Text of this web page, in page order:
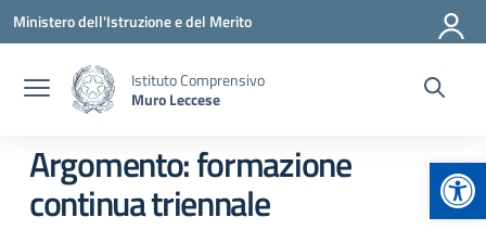
Vai ai contenuti
Vai al menu di navigazione
Vai al footer
Ministero dell'Istruzione e del Merito
Istituto Comprensivo
Muro Leccese
Argomento: formazione
continua triennale